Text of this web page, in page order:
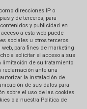
direcciones IP o
y de terceros, para
y publicidad en
a esta web puede
sociales u otros terceros
para fines de marketing
a solicitar el acceso a sus
limitación de su tratamiento
reclamación ante una
la instalación de
de sus datos para
sobre el uso de las cookies
o a nuestra Política de